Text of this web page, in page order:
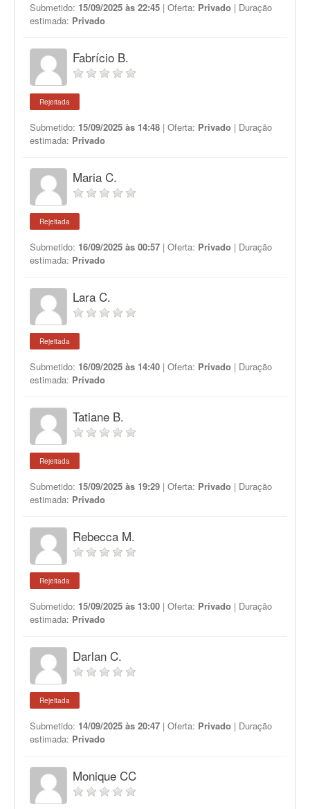
Submetido: 15/09/2025 às 22:45 | Oferta: Privado | Duração
estimada: Privado
Fabrício B.
Rejeitada
Submetido: 15/09/2025 às 14:48 | Oferta: Privado | Duração
estimada: Privado
Maria C.
Rejeitada
Submetido: 16/09/2025 às 00:57 | Oferta: Privado | Duração
estimada: Privado
Lara C.
Rejeitada
Submetido: 16/09/2025 às 14:40 | Oferta: Privado | Duração
estimada: Privado
Tatiane B.
Rejeitada
Submetido: 15/09/2025 às 19:29 | Oferta: Privado | Duração
estimada: Privado
Rebecca M.
Rejeitada
Submetido: 15/09/2025 às 13:00 | Oferta: Privado | Duração
estimada: Privado
Darlan C.
Rejeitada
Submetido: 14/09/2025 às 20:47 | Oferta: Privado | Duração
estimada: Privado
Monique CC